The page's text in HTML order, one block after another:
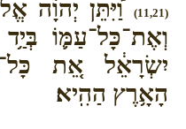
(11,21)
וַ֠יִּתֵּן יְהוָ֨ה
וְאֶת־כָּל־עַמּ֛וֹ
יִשְׂרָאֵ֔ל אֵ֚ת
הָאָ֥רֶץ הַהִֽיא׃